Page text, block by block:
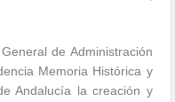
de Administración
Memoria Histórica y
Andalucía la creación y